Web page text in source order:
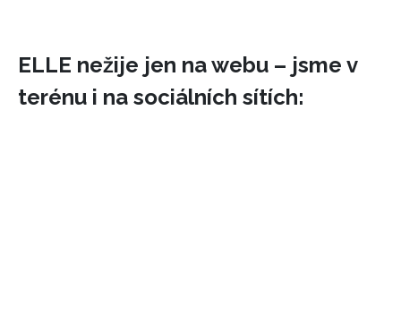
ELLE nežije jen na webu – jsme v
terénu i na sociálních sítích: